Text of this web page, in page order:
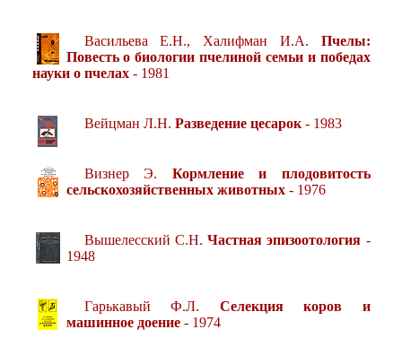
Васильева Е.Н., Халифман И.А. Пчелы:
Повесть о биологии пчелиной семьи и победах
науки о пчелах- 1981
Вейцман Л.Н. Разведение цесарок- 1983
Визнер Э. Кормление и плодовитость
сельскохозяйственных животных- 1976
Вышелесский С.Н. Частная эпизоотология -
1948
Гарькавый Ф.Л. Селекция коров и
машинное доение- 1974